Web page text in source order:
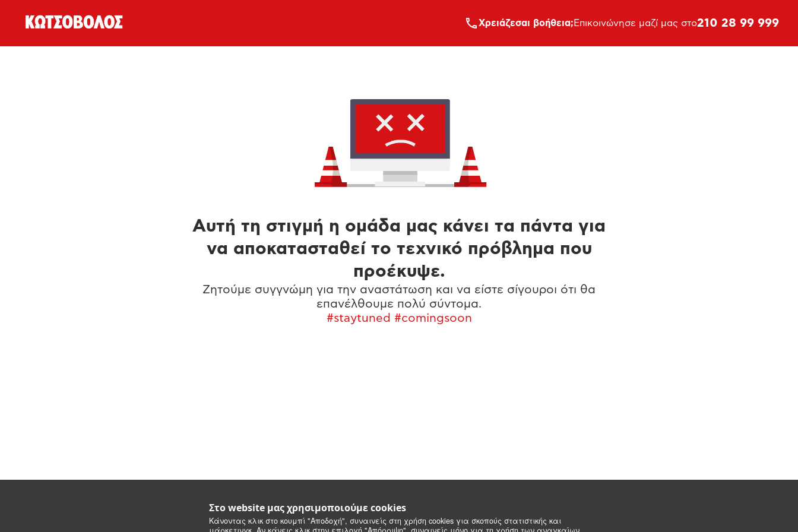
Στο website μας χρησιμοποιούμε cookies
Κάνοντας κλικ στο κουμπί "Αποδοχή", συναινείς στη χρήση cookies για σκοπούς στατιστικής και
Xρειάζεσαι βοήθεια; Επικοινώνησε μαζί μας στο210 28 99 999
Αυτή τη στιγμή η ομάδα μας κάνει τα πάντα για
να αποκατασταθεί το τεχνικό πρόβλημα που
προέκυψε.
Ζητούμε συγγνώμη για την αναστάτωση και να είστε σίγουροι ότι θα
επανέλθουμε πολύ σύντομα.
#staytuned #comingsoon